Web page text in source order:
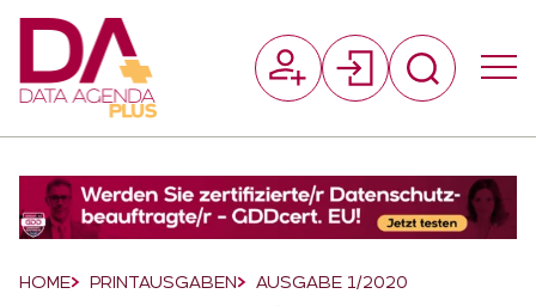
Breadcrumb-Navigation
HOME PRINTAUSGABEN
AUSGABE 1/2020